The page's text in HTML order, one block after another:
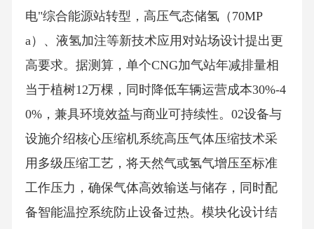
电"综合能源站转型，高压气态储氢（70MP
a）、液氢加注等新技术应用对站场设计提出更
高要求。据测算，单个CNG加气站年减排量相
当于植树12万棵，同时降低车辆运营成本30%-4
0%，兼具环境效益与商业可持续性。02设备与
设施介绍核心压缩机系统高压气体压缩技术采
用多级压缩工艺，将天然气或氢气增压至标准
工作压力，确保气体高效输送与储存，同时配
备智能温控系统防止设备过热。模块化设计结